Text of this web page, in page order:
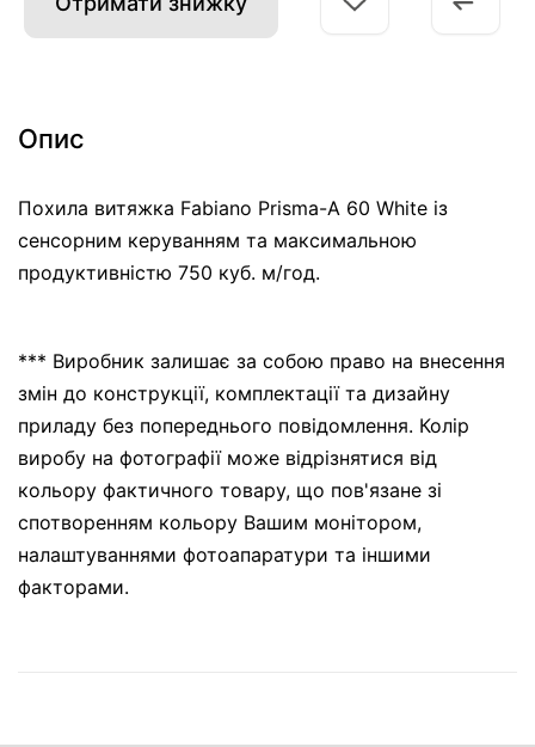
Опис
Похила витяжка Fabiano Prisma-A 60 White із
сенсорним керуванням та максимальною
продуктивністю 750 куб. м/год.
*** Виробник залишає за собою право на внесення
змін до конструкції, комплектації та дизайну
приладу без попереднього повідомлення. Колір
виробу на фотографії може відрізнятися від
кольору фактичного товару, що пов'язане зі
спотворенням кольору Вашим монітором,
налаштуваннями фотоапаратури та іншими
факторами.